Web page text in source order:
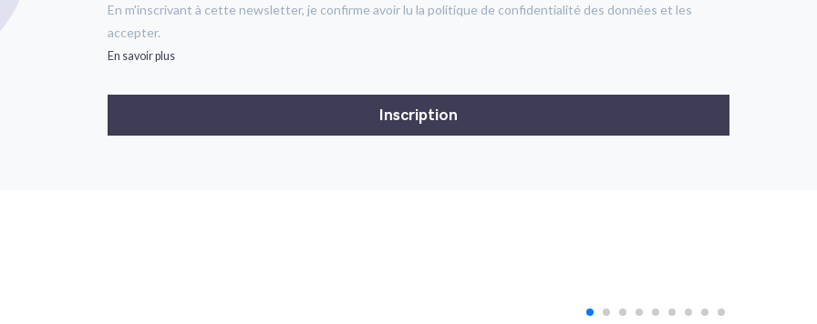
En m'inscrivant à cette newsletter, je confirme avoir lu la politique de confidentialité des données et les
accepter.
En savoir plus